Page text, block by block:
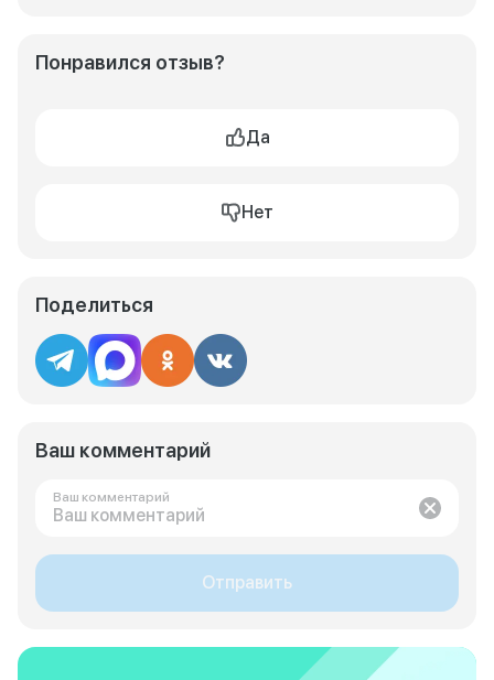
Понравился отзыв?
Да
Нет
Поделиться
Ваш комментарий
Ваш комментарий
Отправить